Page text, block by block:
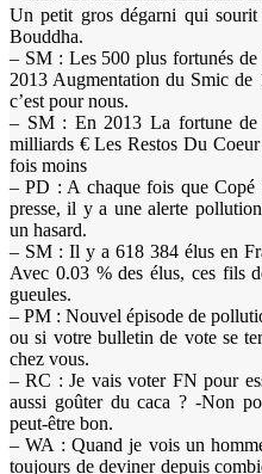
Un petit gros dégarni qui
Bouddha.
– SM : Les 500 plus fortunés de
2013 Augmentation du Smic
c’est pour nous.
– SM : En 2013 La fortune de
milliards € Les Restos Du
fois moins
– PD : A chaque fois que Copé
presse, il y a une alerte
un hasard.
– SM : Il y a 618 384 élus en
Avec 0.03 % des élus, ces fils
gueules.
– PM : Nouvel épisode de
ou si votre bulletin de vote se
chez vous.
– RC : Je vais voter FN pour
aussi goûter du caca ? -Non
peut-être bon.
– WA : Quand je vois un
toujours de deviner depuis